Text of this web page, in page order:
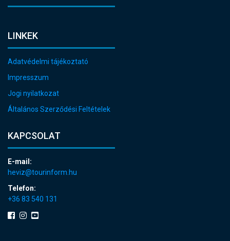
LINKEK
Adatvédelmi tájékoztató
Impresszum
Jogi nyilatkozat
Általános Szerződési Feltételek
KAPCSOLAT
E-mail:
heviz@tourinform.hu
Telefon:
+36 83 540 131